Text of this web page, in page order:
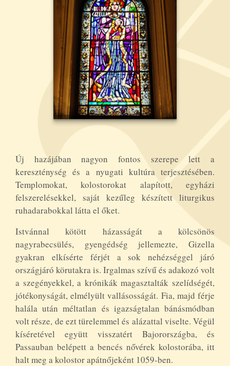
Új hazájában nagyon fontos szerepe lett a
kereszténység és a nyugati kultúra terjesztésében.
Templomokat, kolostorokat alapított, egyházi
felszerelésekkel, saját kezűleg készített liturgikus
ruhadarabokkal látta el őket.
Istvánnal kötött házasságát a kölcsönös
nagyrabecsülés, gyengédség jellemezte, Gizella
gyakran elkísérte férjét a sok nehézséggel járó
országjáró körutakra is. Irgalmas szívű és adakozó volt
a szegényekkel, a krónikák magasztalták szelídségét,
jótékonyságát, elmélyült vallásosságát. Fia, majd férje
halála után méltatlan és igazságtalan bánásmódban
volt része, de ezt türelemmel és alázattal viselte. Végül
kíséretével együtt visszatért Bajorországba, és
Passauban belépett a bencés nővérek kolostorába, itt
halt meg a kolostor apátnőjeként 1059-ben.